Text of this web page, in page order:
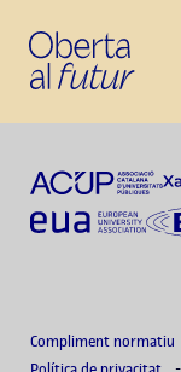
Compliment normatiu